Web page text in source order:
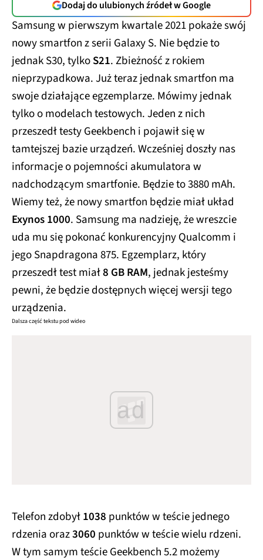
Dodaj do ulubionych źródeł w Google
Samsung w pierwszym kwartale 2021 pokaże swój
nowy smartfon z serii Galaxy S. Nie będzie to
jednak S30, tylkoS21. Zbieżność z rokiem
nieprzypadkowa. Już teraz jednak smartfon ma
swoje działające egzemplarze. Mówimy jednak
tylko o modelach testowych. Jeden z nich
przeszedł testy Geekbench i pojawił się w
tamtejszej bazie urządzeń. Wcześniej doszły nas
informacje o pojemności akumulatora w
nadchodzącym smartfonie. Będzie to 3880 mAh.
Wiemy też, że nowy smartfon będzie miał układ
Exynos 1000. Samsung ma nadzieję, że wreszcie
uda mu się pokonać konkurencyjny Qualcomm i
jego Snapdragona 875. Egzemplarz, który
przeszedł test miał8 GBRAM, jednak jesteśmy
pewni, że będzie dostępnych więcej wersji tego
urządzenia.
Dalsza część tekstu pod wideo
ad
Telefon zdobył1038 punktów w teście jednego
rdzenia oraz3060 punktów w teście wielu rdzeni.
W tym samym teście Geekbench 5.2 możemy